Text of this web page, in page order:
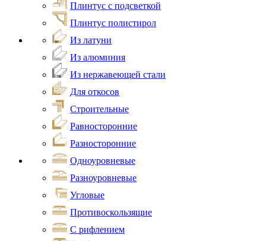
Плинтус с подсветкой
Плинтус полистирол
Из латуни
Из алюминия
Из нержавеющей стали
Для откосов
Строительные
Равносторонние
Разносторонние
Одноуровневые
Разноуровневые
Угловые
Противоскользящие
С рифлением